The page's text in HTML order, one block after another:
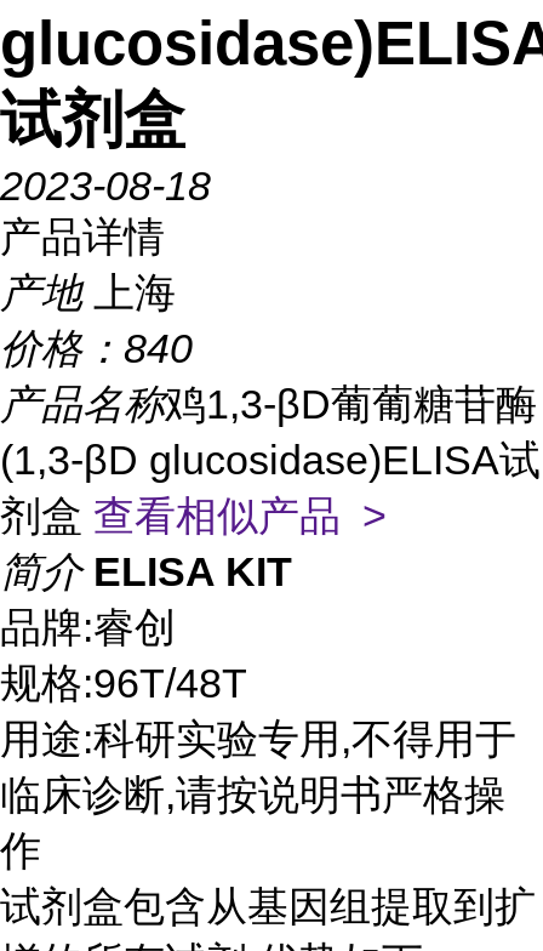
试剂盒
2023-08-18
产品详情
产地
上海
价格： 840
产品名称鸡1,3-βD葡葡糖苷酶
(1,3-βD glucosidase)ELISA试
剂盒 查看相似产品 >
简介 ELISA KIT
品牌:睿创
规格:96T/48T
用途:科研实验专用,不得用于
临床诊断,请按说明书严格操
作
试剂盒包含从基因组提取到扩